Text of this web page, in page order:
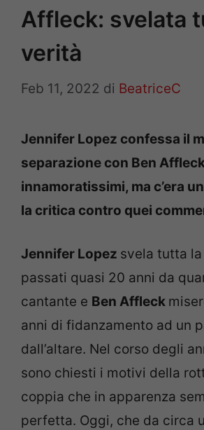
Affleck: svelata
verità
Feb 11, 2022 di BeatriceC
Jennifer Lopez confessa il
separazione con Ben
innamoratissimi, ma c’era
la critica contro quei
Jennifer Lopez svela tutta
passati quasi 20 anni da
cantante e Ben Affleck
anni di fidanzamento ad un
dall’altare. Nel corso degli
sono chiesti i motivi della
coppia che in apparenza
perfetta. Oggi, che da circa